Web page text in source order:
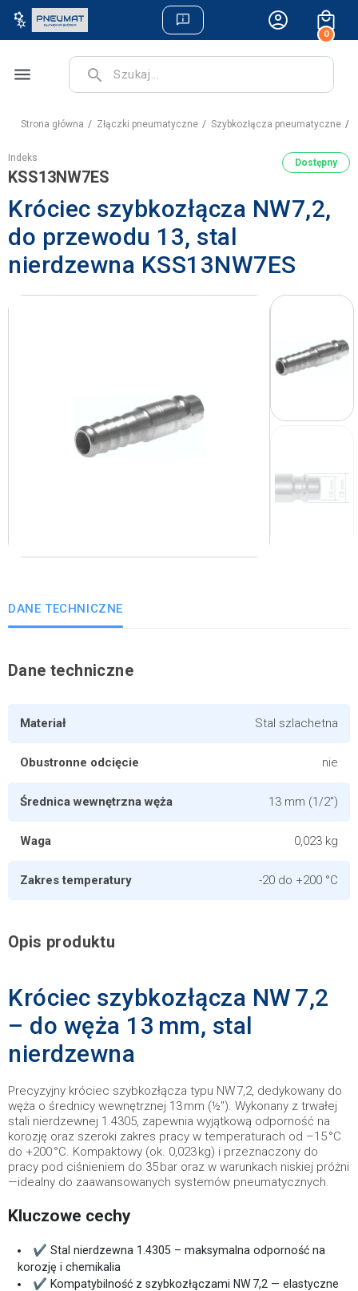
0
menu search
Strona główna Złączki pneumatyczne Szybkozłącza pneumatyczne
Indeks
KSS13NW7ES
Dostępny
Króciec szybkozłącza NW7,2,
do przewodu 13, stal
nierdzewna KSS13NW7ES
DANE TECHNICZNE
Dane techniczne
Materiał Stal szlachetna
Obustronne odcięcie nie
Średnica wewnętrzna węża 13 mm (1/2")
Waga 0,023 kg
Zakres temperatury -20 do +200 °C
Opis produktu
Króciec szybkozłącza NW 7,2
– do węża 13 mm, stal
nierdzewna
Precyzyjny króciec szybkozłącza typu NW 7,2, dedykowany do
węża o średnicy wewnętrznej 13 mm (½"). Wykonany z trwałej
stali nierdzewnej 1.4305, zapewnia wyjątkową odporność na
korozję oraz szeroki zakres pracy w temperaturach od –15 °C
do +200 °C. Kompaktowy (ok. 0,023 kg) i przeznaczony do
pracy pod ciśnieniem do 35 bar oraz w warunkach niskiej próżni
—idealny do zaawansowanych systemów pneumatycznych.
Kluczowe cechy
✔ Stal nierdzewna 1.4305 – maksymalna odporność na
korozję i chemikalia
✔ Kompatybilność z szybkozłączami NW 7,2 — elastyczne